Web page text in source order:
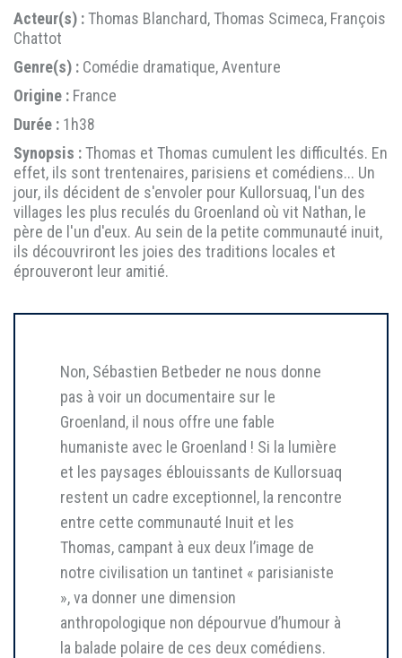
Acteur(s) :Thomas Blanchard, Thomas Scimeca, François
Chattot
Genre(s) : Comédie dramatique, Aventure
Origine : France
Durée : 1h38
Synopsis :Thomas et Thomas cumulent les difficultés. En
effet, ils sont trentenaires, parisiens et comédiens... Un
jour, ils décident de s'envoler pour Kullorsuaq, l'un des
villages les plus reculés du Groenland où vit Nathan, le
père de l'un d'eux. Au sein de la petite communauté inuit,
ils découvriront les joies des traditions locales et
éprouveront leur amitié.
Non, Sébastien Betbeder ne nous donne
pas à voir un documentaire sur le
Groenland, il nous offre une fable
humaniste avec le Groenland ! Si la lumière
et les paysages éblouissants de Kullorsuaq
restent un cadre exceptionnel, la rencontre
entre cette communauté Inuit et les
Thomas, campant à eux deux l’image de
notre civilisation un tantinet « parisianiste
», va donner une dimension
anthropologique non dépourvue d’humour à
la balade polaire de ces deux comédiens.